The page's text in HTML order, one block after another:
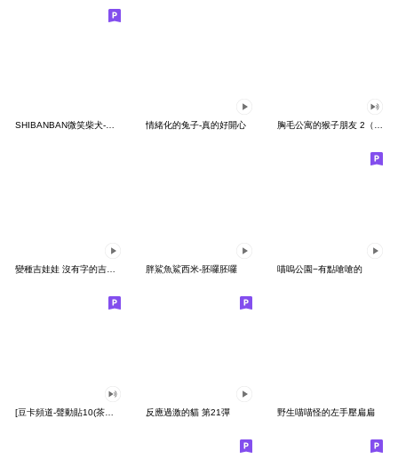
SHIBANBAN微笑柴犬-廢柴寶寶日常 情緒化的兔子-真的好開心 胸毛公寓的猴子朋友 2（有聲動態）
胖鯊魚鯊西米-胚囉胚囉 喵嗚公園−有點嗆嗆的
反應過激的貓 第21彈 野生喵喵怪的左手壓扁扁